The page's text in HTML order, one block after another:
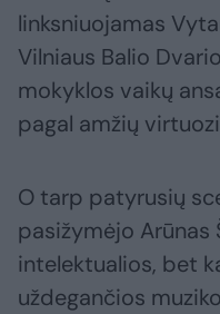
linksniuojamas
Vilniaus Balio
mokyklos vaikų
pagal amžių
O tarp patyrusių
pasižymėjo Arūnas
intelektualios, bet
uždegančios